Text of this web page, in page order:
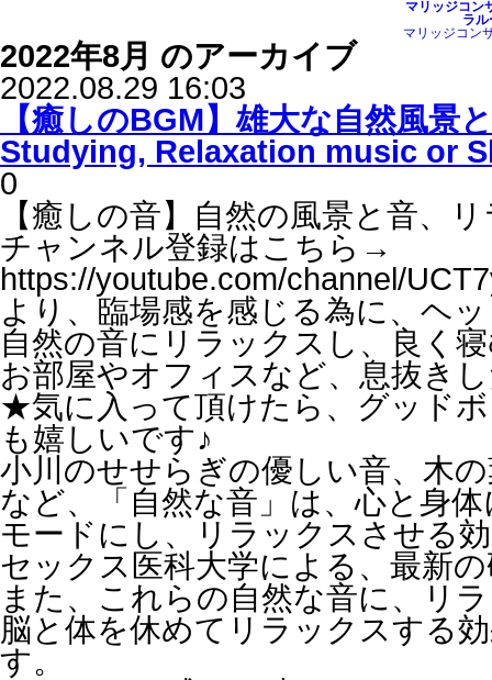
マリッジコン
ラ
マリッジコン
2022年8月 のアーカイブ
2022.08.29 16:03
【癒しのBGM】雄大な自然風
Studying, Relaxation music or
0
【癒しの音】自然の風景と音、
チャンネル登録はこちら→
https://youtube.com/channel/
より、臨場感を感じる為に、ヘ
自然の音にリラックスし、良く
お部屋やオフィスなど、息抜き
★気に入って頂けたら、グッド
も嬉しいです♪
小川のせせらぎの優しい音、木
など、「自然な音」は、心と身
モードにし、リラックスさせる
セックス医科大学による、最新
また、これらの自然な音に、リ
脳と体を休めてリラックスする
す。